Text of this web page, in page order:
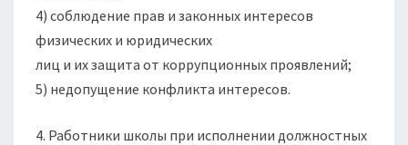
4) соблюдение прав и законных интересов
физических и юридических
лиц и их защита от коррупционных проявлений;
5) недопущение конфликта интересов.
4. Работники школы при исполнении должностных